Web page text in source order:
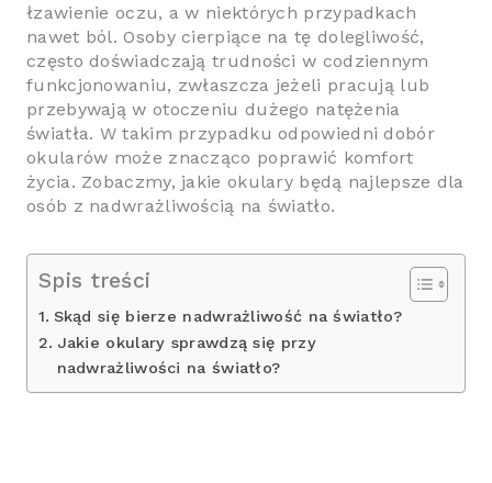
łzawienie oczu, a w niektórych przypadkach
nawet ból. Osoby cierpiące na tę dolegliwość,
często doświadczają trudności w codziennym
funkcjonowaniu, zwłaszcza jeżeli pracują lub
przebywają w otoczeniu dużego natężenia
światła. W takim przypadku odpowiedni dobór
okularów może znacząco poprawić komfort
życia. Zobaczmy, jakie okulary będą najlepsze dla
osób z nadwrażliwością na światło.
Spis treści
Skąd się bierze nadwrażliwość na światło?
Jakie okulary sprawdzą się przy
nadwrażliwości na światło?